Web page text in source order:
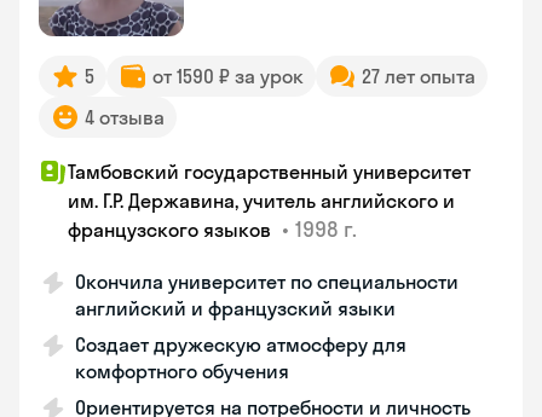
5 от 1590 ₽ за урок
27 лет опыта
4 отзыва
Тамбовский государственный университет
им. Г.Р. Державина, учитель английского и
французского языков • 1998 г.
Окончила университет по специальности
английский и французский языки
Создает дружескую атмосферу для
комфортного обучения
Ориентируется на потребности и личность